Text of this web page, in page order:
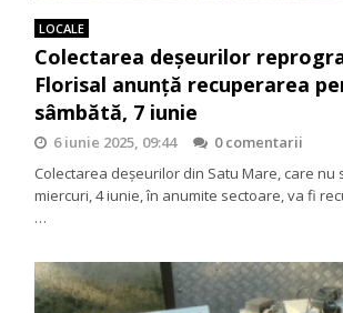
LOCALE
Colectarea deșeurilor
Florisal anunță recuperarea
sâmbătă, 7 iunie
6 iunie 2025, 09:44
0 comentarii
Colectarea deșeurilor din Satu Mare, care nu
miercuri, 4 iunie, în anumite sectoare, va fi
…